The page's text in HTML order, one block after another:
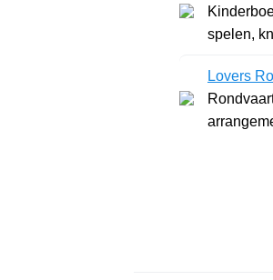
spelen,
Lovers